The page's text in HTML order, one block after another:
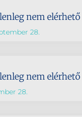
nem elérhető
28.
nem elérhető
28.